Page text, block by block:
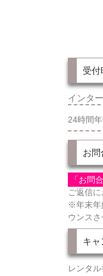
受付
インタ
24時間
お問
「お問
ご返信
※年末年
ウンスさ
キャ
レンタ